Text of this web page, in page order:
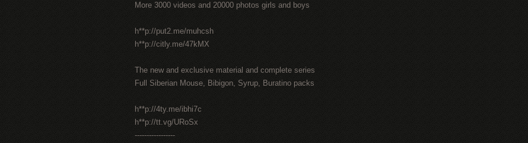
More 3000 videos and 20000 photos girls and boys
h**p://put2.me/muhcsh
h**p://citly.me/47kMX
The new and exclusive material and complete series
Full Siberian Mouse, Bibigon, Syrup, Buratino packs
h**p://4ty.me/ibhi7c
h**p://tt.vg/URoSx
-----------------